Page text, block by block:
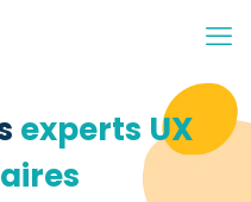
experts UX